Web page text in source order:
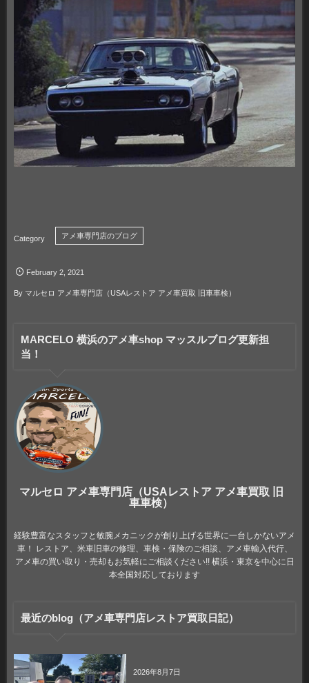
アメ車専門店のブログ
February 2 ,2021
By マルセロ アメ車専門店（USAレストア アメ車買取 旧車車検）
MARCELO 横浜のアメ車shop マッスルブログ更新担
当！
マルセロ アメ車専門店（USAレストア アメ車買取 旧
車車検）
経験豊富なスタッフと敏腕メカニックが創り上げる世界に一台しかないアメ
車！ レストア、米車旧車の修理、車検・保険のご相談、アメ車輸入代行、
アメ車の買い取り・売却もお気軽にご相談ください!! 横浜・東京を中心に日
本全国対応しております
最近のblog（アメ車専門店レストア買取日記）
2026年8月7日